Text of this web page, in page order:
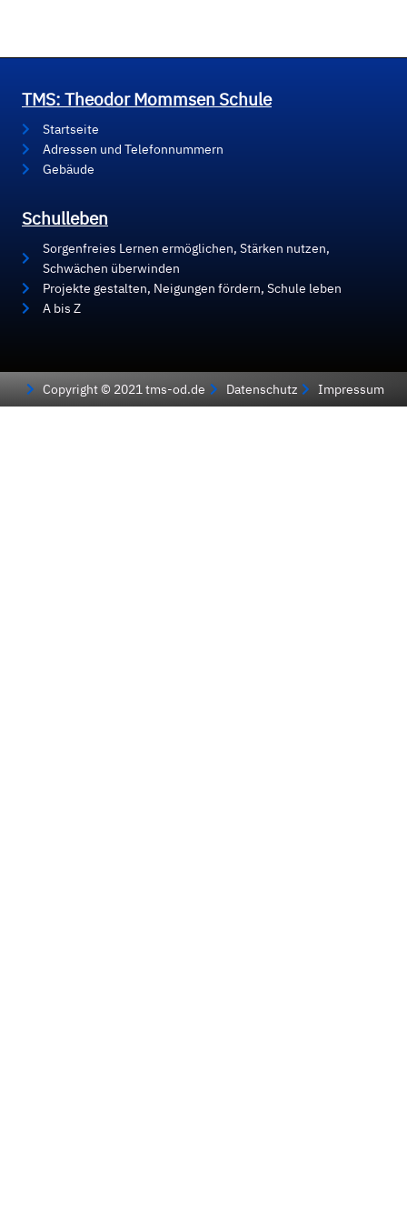
TMS: Theodor Mommsen Schule
Startseite
Adressen und Telefonnummern
Gebäude
Schulleben
Sorgenfreies Lernen ermöglichen, Stärken nutzen,
Schwächen überwinden
Projekte gestalten, Neigungen fördern, Schule leben
A bis Z
Copyright © 2021 tms-od.de Datenschutz Impressum